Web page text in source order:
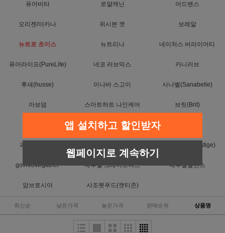
퓨어비타 로얄캐닌 어드밴스
오리젠/아카나 위시본 캣 보레알
뉴트로 초이스 뉴트리나 네이처스 버라이어티
퓨어라이프(PureLife) 네코 러브믹스 카니러브
후새(husse) 이나바 스고이 사나벨(Sanabelle)
아보덤 스마트하트 나인케어 브릿(Brit)
캐츠랑
퍼스트초이스 프레스티지(Prestige)
go!/NOW/gather 내추럴 그레이트니스 내추럴발란스
암브로시아 사조펫푸드(캣티즌)
최신순 낮은가격 높은가격 판매순위 상품명
앱 설치하고 할인받자
웹페이지로 계속하기